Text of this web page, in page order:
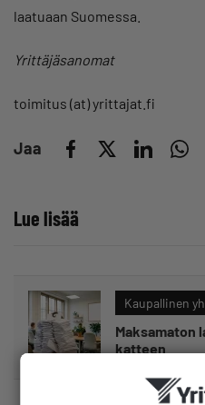
laatuaan Suomessa.
Yrittäjäsanomat
toimitus (at) yrittajat.fi
Jaa
Lue lisää
Kaupallinen
Maksamaton
katteen